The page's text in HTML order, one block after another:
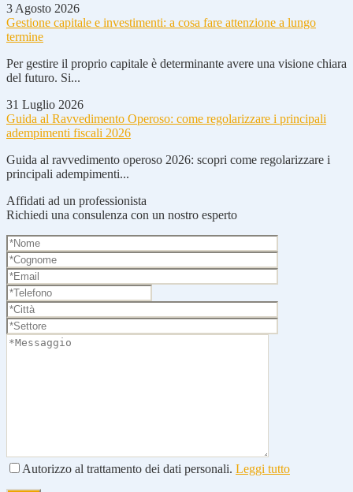
3 Agosto 2026
Gestione capitale e investimenti: a cosa fare attenzione a lungo
termine
Per gestire il proprio capitale è determinante avere una visione chiara
del futuro. Si...
31 Luglio 2026
Guida al Ravvedimento Operoso: come regolarizzare i principali
adempimenti fiscali 2026
Guida al ravvedimento operoso 2026: scopri come regolarizzare i
principali adempimenti...
Affidati ad un professionista
Richiedi una consulenza con un nostro esperto
Autorizzo al trattamento dei dati personali. Leggi tutto